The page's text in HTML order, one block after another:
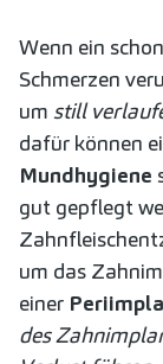
Wenn ein
Schmerzen
um still
dafür können
Mundhygiene
gut gepflegt
um das
einer
des